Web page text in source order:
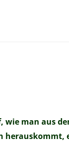
wie man aus